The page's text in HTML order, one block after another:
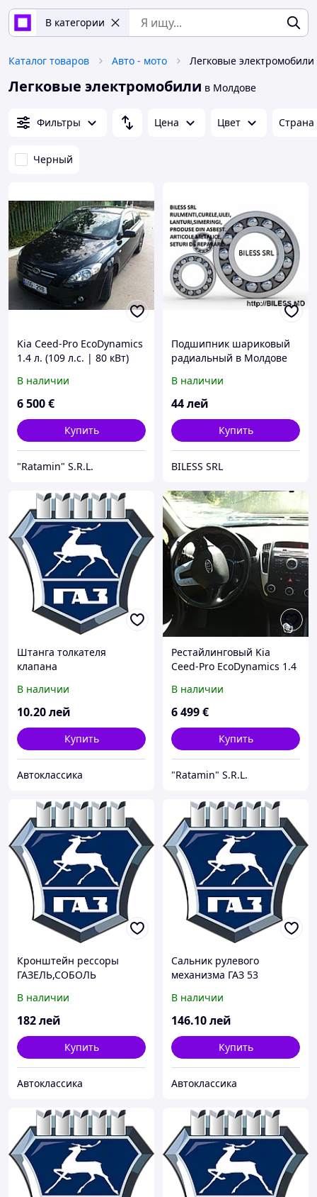
В категории
Каталог товаров Авто - мото Легковые электромобили
Легковые электромобили в Молдове
Фильтры Цена Цвет Страна
Черный
Kia Ceed-Pro EcoDynamics
1.4 л. (109 л.с. | 80 кВт)
В наличии
6 500€
Купить
"Ratamin" S.R.L.
Подшипник шариковый
радиальный в Молдовe
В наличии
44лей
Купить
BILESS SRL
Штанга толкателя
клапана
6),УАЗ АИ-92 (компл.8
шт.+ рег.винты) (пр-во
В наличии
10.20лей
Купить
Автоклассика
Рестайлинговый Kia
Ceed-Pro EcoDynamics 1.4
г.в. с пробегом 52000 км.
В наличии
6 499€
Купить
"Ratamin" S.R.L.
Кронштейн рессоры
ГАЗЕЛЬ,СОБОЛЬ
(пр-во ГАЗ)
В наличии
182лей
Купить
Автоклассика
Сальник рулевого
механизма ГАЗ 53
В наличии
146.10лей
Купить
Автоклассика